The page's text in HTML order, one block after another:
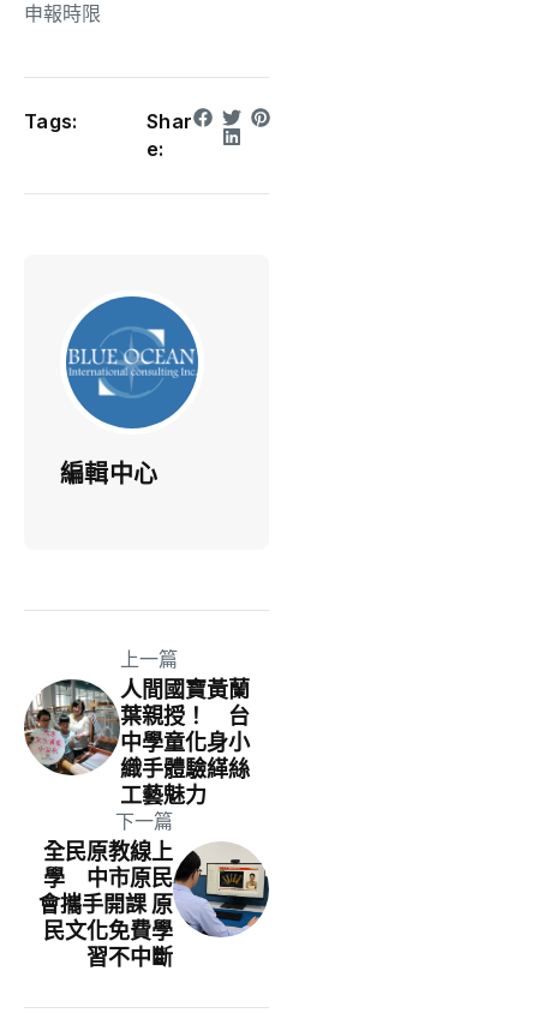
申報時限
Tags:
Shar
e:
編輯中心
上一篇
人間國寶黃蘭
葉親授！ 台
中學童化身小
織手體驗緙絲
工藝魅力
下一篇
全民原教線上
學 中市原民
會攜手開課 原
民文化免費學
習不中斷